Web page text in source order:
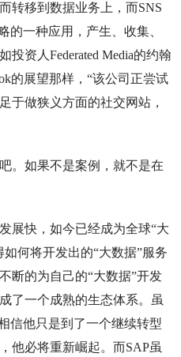
转移到数据业务上，而SNS
的一种应用，产生、收集、
资人Federated Media的约翰
的展望那样，“该公司正尝试
于做狭义方面的社交网站，
。如果不是案例，就不是在
展快，如今已经成为全球“大
何将开发出的“大数据”服务
断的为自己的“大数据”开发
了一个成熟的生态体系。虽
信他只是到了一个继续转型
他必将重新崛起。而SAP虽